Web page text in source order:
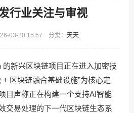
行业关注与审视
03-20 15:57 分类： 天天
的新兴区块链项目正在进入加密技
区块链融合基础设施”为核心定
目声称正在构建一个支持AI智能
交易处理的下一代区块链生态系